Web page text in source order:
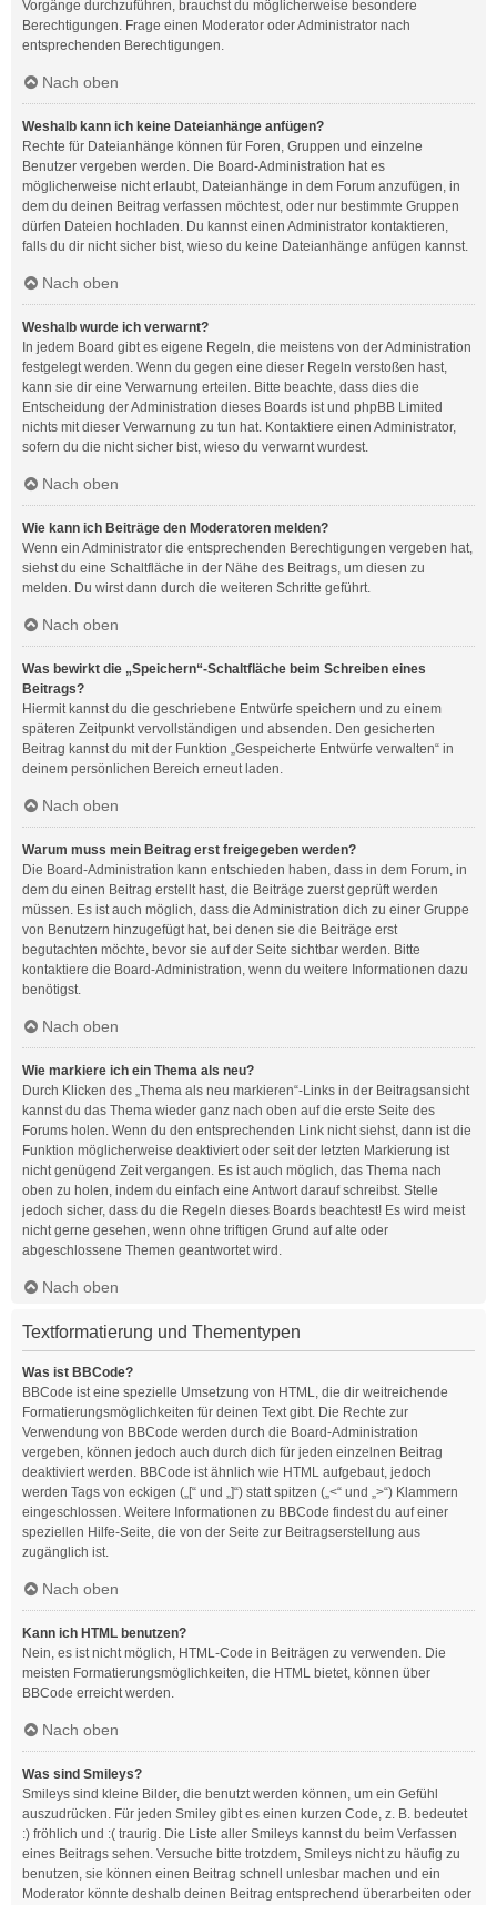
Vorgänge durchzuführen, brauchst du möglicherweise besondere
Berechtigungen. Frage einen Moderator oder Administrator nach
entsprechenden Berechtigungen.
Nach oben
Weshalb kann ich keine Dateianhänge anfügen?
Rechte für Dateianhänge können für Foren, Gruppen und einzelne
Benutzer vergeben werden. Die Board-Administration hat es
möglicherweise nicht erlaubt, Dateianhänge in dem Forum anzufügen, in
dem du deinen Beitrag verfassen möchtest, oder nur bestimmte Gruppen
dürfen Dateien hochladen. Du kannst einen Administrator kontaktieren,
falls du dir nicht sicher bist, wieso du keine Dateianhänge anfügen kannst.
Nach oben
Weshalb wurde ich verwarnt?
In jedem Board gibt es eigene Regeln, die meistens von der Administration
festgelegt werden. Wenn du gegen eine dieser Regeln verstoßen hast,
kann sie dir eine Verwarnung erteilen. Bitte beachte, dass dies die
Entscheidung der Administration dieses Boards ist und phpBB Limited
nichts mit dieser Verwarnung zu tun hat. Kontaktiere einen Administrator,
sofern du die nicht sicher bist, wieso du verwarnt wurdest.
Nach oben
Wie kann ich Beiträge den Moderatoren melden?
Wenn ein Administrator die entsprechenden Berechtigungen vergeben hat,
siehst du eine Schaltfläche in der Nähe des Beitrags, um diesen zu
melden. Du wirst dann durch die weiteren Schritte geführt.
Nach oben
Was bewirkt die „Speichern“-Schaltfläche beim Schreiben eines
Beitrags?
Hiermit kannst du die geschriebene Entwürfe speichern und zu einem
späteren Zeitpunkt vervollständigen und absenden. Den gesicherten
Beitrag kannst du mit der Funktion „Gespeicherte Entwürfe verwalten“ in
deinem persönlichen Bereich erneut laden.
Nach oben
Warum muss mein Beitrag erst freigegeben werden?
Die Board-Administration kann entschieden haben, dass in dem Forum, in
dem du einen Beitrag erstellt hast, die Beiträge zuerst geprüft werden
müssen. Es ist auch möglich, dass die Administration dich zu einer Gruppe
von Benutzern hinzugefügt hat, bei denen sie die Beiträge erst
begutachten möchte, bevor sie auf der Seite sichtbar werden. Bitte
kontaktiere die Board-Administration, wenn du weitere Informationen dazu
benötigst.
Nach oben
Wie markiere ich ein Thema als neu?
Durch Klicken des „Thema als neu markieren“-Links in der Beitragsansicht
kannst du das Thema wieder ganz nach oben auf die erste Seite des
Forums holen. Wenn du den entsprechenden Link nicht siehst, dann ist die
Funktion möglicherweise deaktiviert oder seit der letzten Markierung ist
nicht genügend Zeit vergangen. Es ist auch möglich, das Thema nach
oben zu holen, indem du einfach eine Antwort darauf schreibst. Stelle
jedoch sicher, dass du die Regeln dieses Boards beachtest! Es wird meist
nicht gerne gesehen, wenn ohne triftigen Grund auf alte oder
abgeschlossene Themen geantwortet wird.
Nach oben
Textformatierung und Thementypen
Was ist BBCode?
BBCode ist eine spezielle Umsetzung von HTML, die dir weitreichende
Formatierungsmöglichkeiten für deinen Text gibt. Die Rechte zur
Verwendung von BBCode werden durch die Board-Administration
vergeben, können jedoch auch durch dich für jeden einzelnen Beitrag
deaktiviert werden. BBCode ist ähnlich wie HTML aufgebaut, jedoch
werden Tags von eckigen („[“ und „]“) statt spitzen („<“ und „>“) Klammern
eingeschlossen. Weitere Informationen zu BBCode findest du auf einer
speziellen Hilfe-Seite, die von der Seite zur Beitragserstellung aus
zugänglich ist.
Nach oben
Kann ich HTML benutzen?
Nein, es ist nicht möglich, HTML-Code in Beiträgen zu verwenden. Die
meisten Formatierungsmöglichkeiten, die HTML bietet, können über
BBCode erreicht werden.
Nach oben
Was sind Smileys?
Smileys sind kleine Bilder, die benutzt werden können, um ein Gefühl
auszudrücken. Für jeden Smiley gibt es einen kurzen Code, z. B. bedeutet
:) fröhlich und :( traurig. Die Liste aller Smileys kannst du beim Verfassen
eines Beitrags sehen. Versuche bitte trotzdem, Smileys nicht zu häufig zu
benutzen, sie können einen Beitrag schnell unlesbar machen und ein
Moderator könnte deshalb deinen Beitrag entsprechend überarbeiten oder